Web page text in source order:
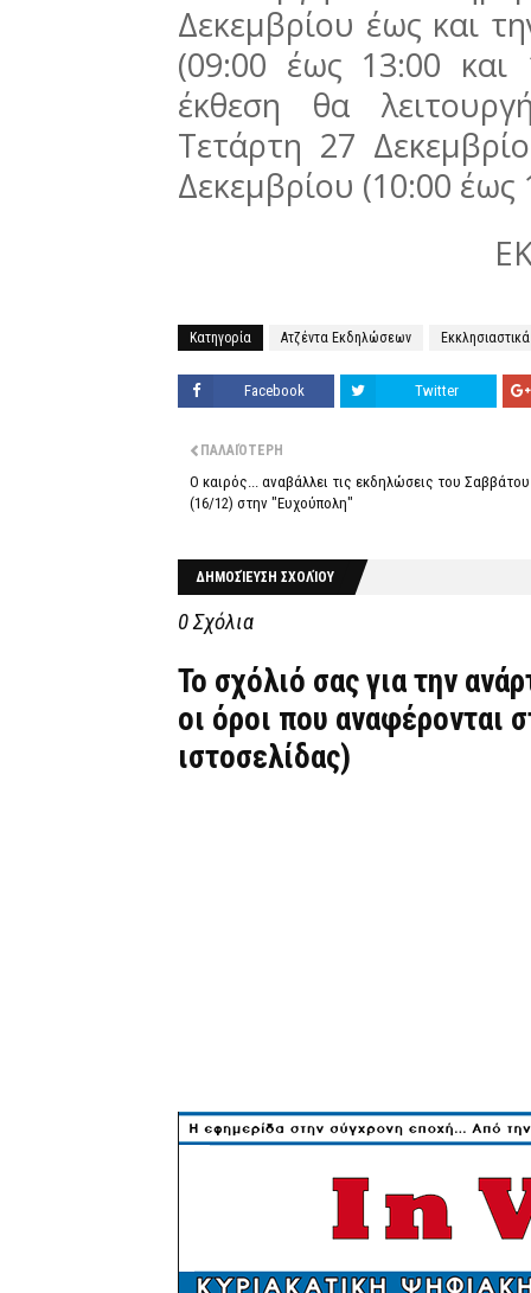
Δεκεμβρίου έως και
(09:00 έως 13:00
έκθεση θα
Τετάρτη 27
Δεκεμβρίου (10:00 έως
Κατηγορία Ατζέντα Εκδηλώσεων Εκκλησιαστικά
Facebook Twitter
ΠΑΛΑΙΌΤΕΡΗ
Ο καιρός... αναβάλλει τις εκδηλώσεις του Σαββάτου
(16/12) στην "Ευχούπολη"
ΔΗΜΟΣΊΕΥΣΗ ΣΧΟΛΊΟΥ
0 Σχόλια
Το σχόλιό σας για την
οι όροι που αναφέρονται
ιστοσελίδας)